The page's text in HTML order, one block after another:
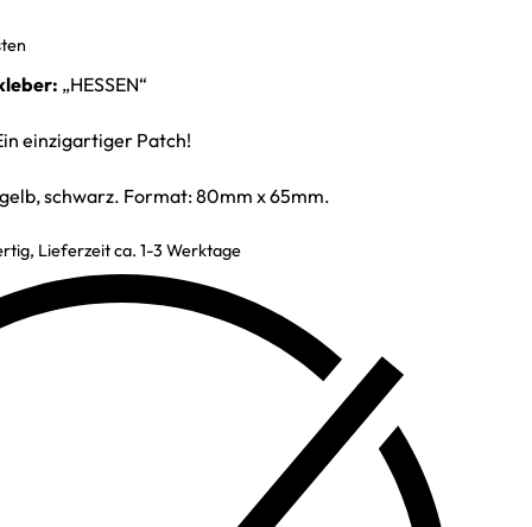
„HESSEN“
einzigartiger Patch!
schwarz. Format: 80mm x 65mm.
Lieferzeit ca. 1-3 Werktage